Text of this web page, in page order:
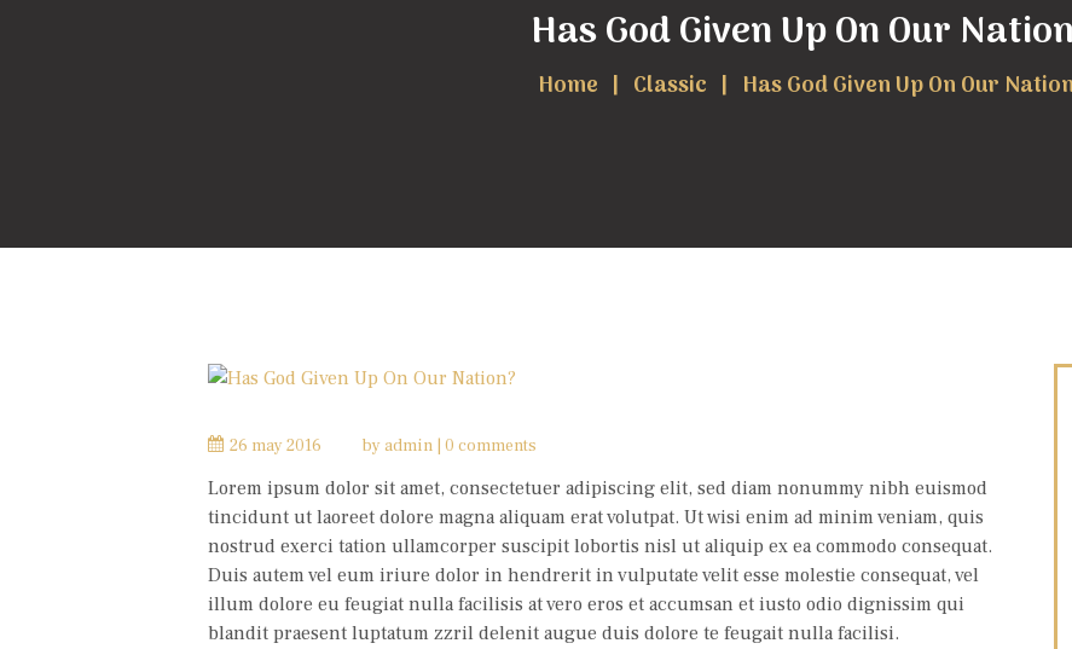
Has God Given Up On Our
Home Classic Has God Given Up On Our
26 may 2016 byadmin 0 comments
Lorem ipsum dolor sit amet, consectetuer adipiscing elit, sed diam nonummy nibh euismod
tincidunt ut laoreet dolore magna aliquam erat volutpat. Ut wisi enim ad minim veniam, quis
nostrud exerci tation ullamcorper suscipit lobortis nisl ut aliquip ex ea commodo consequat.
Duis autem vel eum iriure dolor in hendrerit in vulputate velit esse molestie consequat, vel
illum dolore eu feugiat nulla facilisis at vero eros et accumsan et iusto odio dignissim qui
blandit praesent luptatum zzril delenit augue duis dolore te feugait nulla facilisi.